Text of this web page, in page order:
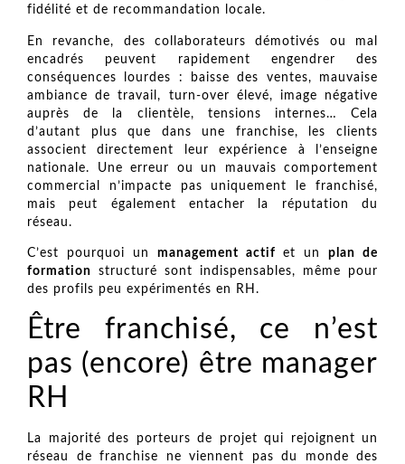
fidélité et de recommandation locale.
En revanche, des collaborateurs démotivés ou mal
encadrés peuvent rapidement engendrer des
conséquences lourdes : baisse des ventes, mauvaise
ambiance de travail, turn-over élevé, image négative
auprès de la clientèle, tensions internes… Cela
d’autant plus que dans une franchise, les clients
associent directement leur expérience à l’enseigne
nationale. Une erreur ou un mauvais comportement
commercial n’impacte pas uniquement le franchisé,
mais peut également entacher la réputation du
réseau.
C’est pourquoi un management actif et unplan de
formation structuré sont indispensables, même pour
des profils peu expérimentés en RH.
Être franchisé, ce n’est
pas (encore) être manager
RH
La majorité des porteurs de projet qui rejoignent un
réseau de franchise ne viennent pas du monde des